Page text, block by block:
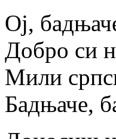
Ој,
Добро си
Мили
Бадњаче,